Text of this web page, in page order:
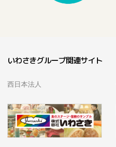
いわさきグループ関連サイト
西日本法人